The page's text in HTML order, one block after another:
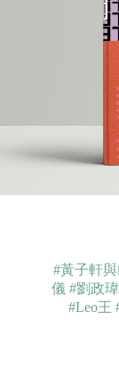
#黃子軒
儀 #劉政瑋
#Leo王